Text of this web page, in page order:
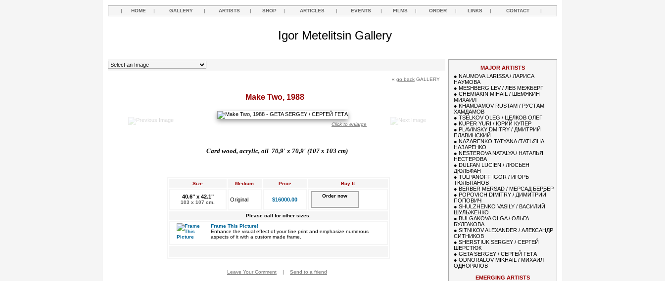
| HOME | GALLERY | ARTISTS | SHOP | ARTICLES | EVENTS | FILMS | ORDER | LINKS | CONTACT |
Igor Metelitsin Gallery
« go back GALLERY
Make Two, 1988
Click to enlarge
Card wood, acrylic, oil 70,9' x 70,9' (107 x 103 cm)
Size Medium Price Buy It
40.6" x 42.1"
103 x 107 cm. Original $16000.00
Order now
Please call for other sizes.
Frame This Picture!
Enhance the visual effect of your fine print and emphasize numerous
aspects of it with a custom made frame.
Leave Your Comment | Send to a friend
MAJOR ARTISTS
● NAUMOVA LARISSA / ЛАРИСА
НАУМОВА
● MESHBERG LEV / ЛЕВ МЕЖБЕРГ
● CHEMIAKIN MIHAIL / ШЕМЯКИН
МИХАИЛ
● KHAMDAMOV RUSTAM / РУСТАМ
ХАМДАМОВ
● TSELKOV OLEG / ЦЕЛКОВ ОЛЕГ
● KUPER YURI / ЮРИЙ КУПЕР
● PLAVINSKY DMITRY / ДМИТРИЙ
ПЛАВИНСКИЙ
● NAZARENKO TATYANA /ТАТЬЯНА
НАЗАРЕНКО
● NESTEROVA NATALYA / НАТАЛЬЯ
НЕСТЕРОВА
● DULFAN LUCIEN / ЛЮСЬЕН
ДЮЛЬФАН
● TULPANOFF IGOR / ИГОРЬ
ТЮЛЬПАНОВ
● BERBER MERSAD / МЕРСАД БЕРБЕР
● POPOVICH DIMITRY / ДИМИТРИЙ
ПОПОВИЧ
● SHULZHENKO VASILY / ВАСИЛИЙ
ШУЛЬЖЕНКО
● BULGAKOVA OLGA / ОЛЬГА
БУЛГАКОВА
● SITNIKOV ALEXANDER / АЛЕКСАНДР
СИТНИКОВ
● SHERSTIUK SERGEY / СЕРГЕЙ
ШЕРСТЮК
● GETA SERGEY / СЕРГЕЙ ГЕТА
● ODNORALOV MIKHAIL / МИХАИЛ
ОДНОРАЛОВ
EMERGING ARTISTS